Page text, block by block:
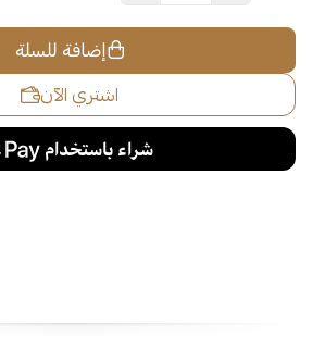
إضافة للسلة
اشتري الآن